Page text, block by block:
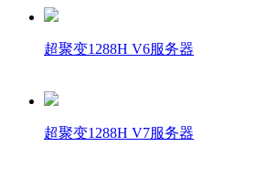
超聚变1288H V6服务器
超聚变1288H V7服务器